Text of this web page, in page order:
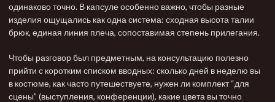
одинаково точно. В капсуле особенно важно, чтобы разные
изделия ощущались как одна система: сходная высота талии
брюк, единая линия плеча, сопоставимая степень прилегания.
Чтобы разговор был предметным, на консультацию полезно
прийти с коротким списком вводных: сколько дней в неделю вы
в костюме, как часто путешествуете, нужен ли комплект “для
сцены” (выступления, конференции), какие цвета вы точно